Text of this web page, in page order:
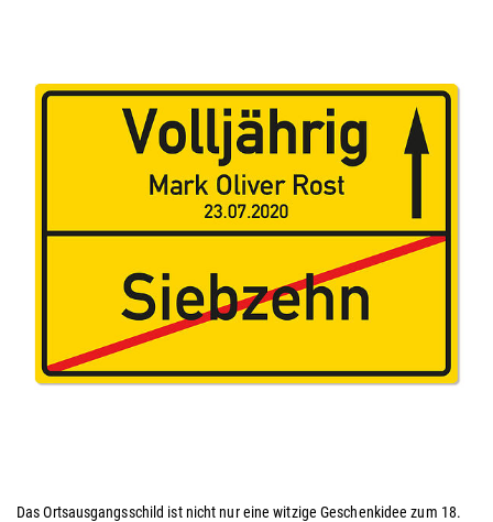
Das Ortsausgangsschild ist nicht nur eine witzige Geschenkidee zum 18.